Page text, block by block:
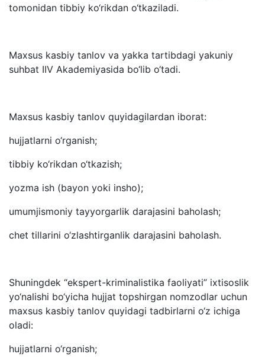
tomonidan tibbiy ko‘rikdan o‘tkaziladi.
Maxsus kasbiy tanlov va yakka tartibdagi yakuniy
suhbat IIV Akademiyasida bo‘lib o‘tadi.
Maxsus kasbiy tanlov quyidagilardan iborat:
hujjatlarni o‘rganish;
tibbiy ko‘rikdan o‘tkazish;
yozma ish (bayon yoki insho);
umumjismoniy tayyorgarlik darajasini baholash;
chet tillarini o‘zlashtirganlik darajasini baholash.
Shuningdek “ekspert-kriminalistika faoliyati” ixtisoslik
yo‘nalishi bo‘yicha hujjat topshirgan nomzodlar uchun
maxsus kasbiy tanlov quyidagi tadbirlarni o‘z ichiga
oladi:
hujjatlarni o‘rganish;